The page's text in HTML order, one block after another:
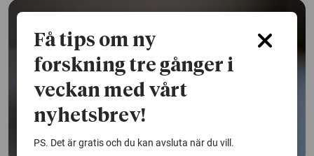
Få tips om ny
forskning tre gånger i
veckan med vårt
nyhetsbrev!
PS. Det är gratis och du kan avsluta när du vill.